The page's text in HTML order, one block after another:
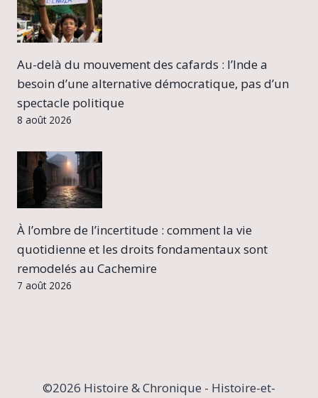
Au-delà du mouvement des cafards : l’Inde a
besoin d’une alternative démocratique, pas d’un
spectacle politique
8 août 2026
À l’ombre de l’incertitude : comment la vie
quotidienne et les droits fondamentaux sont
remodelés au Cachemire
7 août 2026
©2026 Histoire & Chronique - Histoire-et-